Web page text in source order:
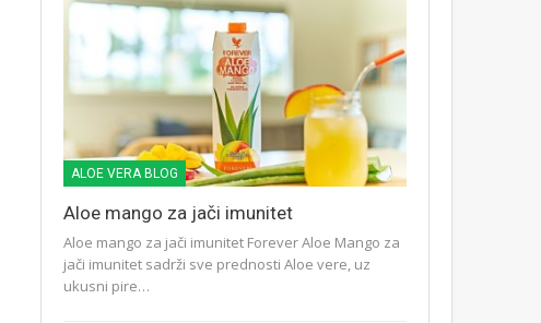
ALOE VERA BLOG
Aloe mango za jači imunitet
Aloe mango za jači imunitet Forever Aloe Mango za
jači imunitet sadrži sve prednosti Aloe vere, uz
ukusni pire…